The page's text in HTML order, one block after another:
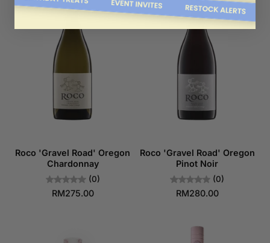
Roco 'Gravel Road' Oregon
Chardonnay
(0)
RM275.00
Roco 'Gravel Road' Oregon
Pinot Noir
(0)
RM280.00